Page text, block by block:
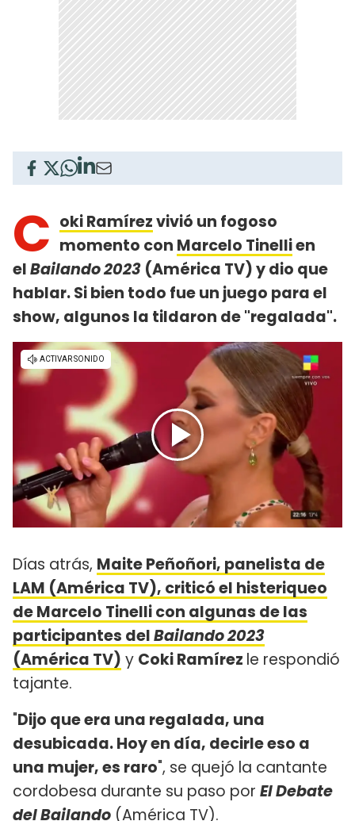
C oki Ramírezvivió un fogoso
momento con Marcelo Tinellien
elBailando 2023 (América TV) y dio que
hablar. Si bien todo fue un juego para el
show, algunos la tildaron de "regalada".
Días atrás, Maite Peñoñori, panelista de
LAM (América TV), criticó el histeriqueo
de Marcelo Tinelli con algunas de las
participantes delBailando 2023
(América TV) y Coki Ramírez le respondió
tajante.
"Dijo que era una regalada, una
desubicada. Hoy en día, decirle eso a
una mujer, es raro", se quejó la cantante
cordobesa durante su paso por El Debate
del Bailando (América TV).